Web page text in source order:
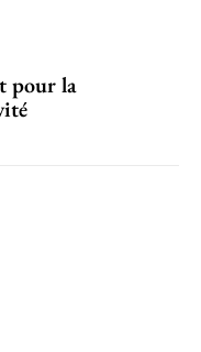
pour la